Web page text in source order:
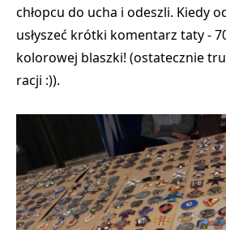
chłopcu do ucha i odeszli. Kiedy
usłyszeć krótki komentarz taty -
kolorowej blaszki! (ostatecznie
racji :)).